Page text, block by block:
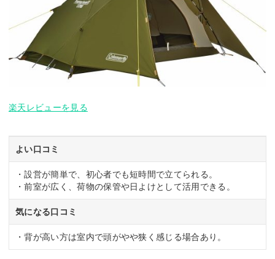
楽天レビューを見る
よい口コミ
・設営が簡単で、初心者でも短時間で立てられる。
・前室が広く、荷物の保管や日よけとして活用できる。
気になる口コミ
・背が高い方は室内で頭がやや狭く感じる場合あり。